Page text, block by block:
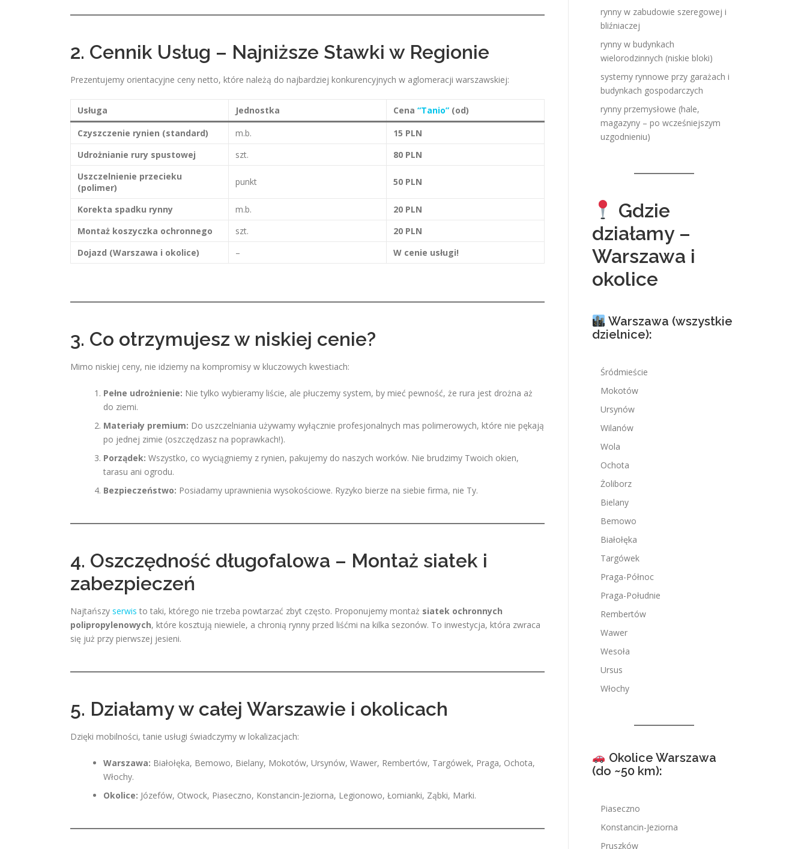
2. Cennik Usług – Najniższe Stawki w Regionie
Prezentujemy orientacyjne ceny netto, które należą do najbardziej konkurencyjnych w aglomeracji warszawskiej:
Usługa Jednostka Cena“Tanio” (od)
Czyszczenie rynien (standard)
m.b.
15 PLN
Udrożnianie rury spustowej
szt.
80 PLN
Uszczelnienie przecieku
(polimer)
punkt 50 PLN
Korekta spadku rynny m.b.
20 PLN
Montaż koszyczka ochronnego
szt.
20 PLN
Dojazd (Warszawa i okolice)
– W cenie usługi!
3. Co otrzymujesz w niskiej cenie?
Mimo niskiej ceny, nie idziemy na kompromisy w kluczowych kwestiach:
Pełne udrożnienie: Nie tylko wybieramy liście, ale płuczemy system, by mieć pewność, że rura jest drożna aż
do ziemi.
Materiały premium: Do uszczelniania używamy wyłącznie profesjonalnych mas polimerowych, które nie pękają
po jednej zimie (oszczędzasz na poprawkach!).
Porządek: Wszystko, co wyciągniemy z rynien, pakujemy do naszych worków. Nie brudzimy Twoich okien,
tarasu ani ogrodu.
Bezpieczeństwo: Posiadamy uprawnienia wysokościowe. Ryzyko bierze na siebie firma, nie Ty.
4. Oszczędność długofalowa – Montaż siatek i
zabezpieczeń
Najtańszy serwis to taki, którego nie trzeba powtarzać zbyt często. Proponujemy montaż siatek ochronnych
polipropylenowych, które kosztują niewiele, a chronią rynny przed liśćmi na kilka sezonów. To inwestycja, która zwraca
się już przy pierwszej jesieni.
5. Działamy w całej Warszawie i okolicach
Dzięki mobilności, tanie usługi świadczymy w lokalizacjach:
Warszawa: Białołęka, Bemowo, Bielany, Mokotów, Ursynów, Wawer, Rembertów, Targówek, Praga, Ochota,
Włochy.
Okolice: Józefów, Otwock, Piaseczno, Konstancin-Jeziorna, Legionowo, Łomianki, Ząbki, Marki.
rynny w zabudowie szeregowej i
bliźniaczej
rynny w budynkach
wielorodzinnych (niskie bloki)
systemy rynnowe przy garażach i
budynkach gospodarczych
rynny przemysłowe (hale,
magazyny – po wcześniejszym
uzgodnieniu)
Gdzie
działamy –
Warszawa i
okolice
Warszawa (wszystkie
dzielnice):
Śródmieście
Mokotów
Ursynów
Wilanów
Wola
Ochota
Żoliborz
Bielany
Bemowo
Białołęka
Targówek
Praga-Północ
Praga-Południe
Rembertów
Wawer
Wesoła
Ursus
Włochy
Okolice Warszawa
(do ~50 km):
Piaseczno
Konstancin-Jeziorna
Pruszków